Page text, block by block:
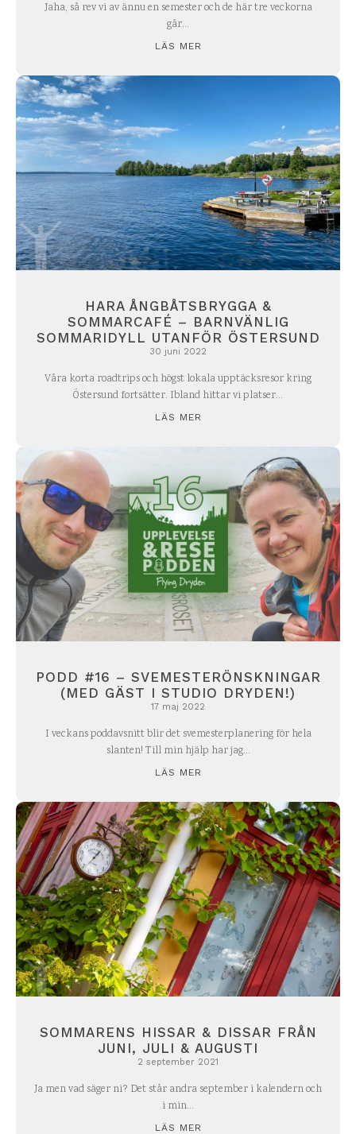
Jaha, så rev vi av ännu en semester och de här tre veckorna
går...
LÄS MER
HARA ÅNGBÅTSBRYGGA &
SOMMARCAFÉ – BARNVÄNLIG
SOMMARIDYLL UTANFÖR ÖSTERSUND
30 juni 2022
Våra korta roadtrips och högst lokala upptäcksresor kring
Östersund fortsätter. Ibland hittar vi platser...
LÄS MER
PODD #16 – SVEMESTERÖNSKNINGAR
(MED GÄST I STUDIO DRYDEN!)
17 maj 2022
I veckans poddavsnitt blir det svemesterplanering för hela
slanten! Till min hjälp har jag...
LÄS MER
SOMMARENS HISSAR & DISSAR FRÅN
JUNI, JULI & AUGUSTI
2 september 2021
Ja men vad säger ni? Det står andra september i kalendern och
i min...
LÄS MER